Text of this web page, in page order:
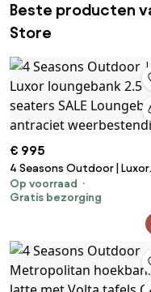
Beste producten
Store
€ 995
4 Seasons Outdoor | Luxor
loungebank 2.5 seaters SALE
Loungebank antraciet
Op voorraad
Gratis bezorging